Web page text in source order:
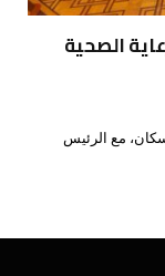
الصحية
مع الرئيس